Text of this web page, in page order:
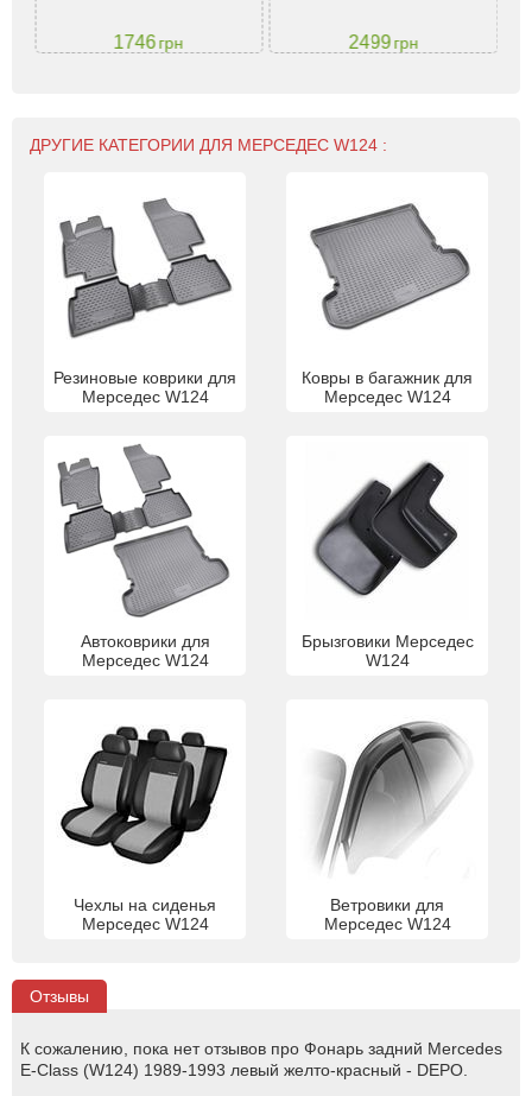
1746грн 2499грн
ДРУГИЕ КАТЕГОРИИ ДЛЯ МЕРСЕДЕС W124 :
Резиновые коврики для
Мерседес W124
Ковры в багажник для
Мерседес W124
Автоковрики для
Мерседес W124
Брызговики Мерседес
W124
Чехлы на сиденья
Мерседес W124
Ветровики для
Мерседес W124
Отзывы
К сожалению, пока нет отзывов про Фонарь задний Mercedes
E-Class (W124) 1989-1993 левый желто-красный - DEPO.